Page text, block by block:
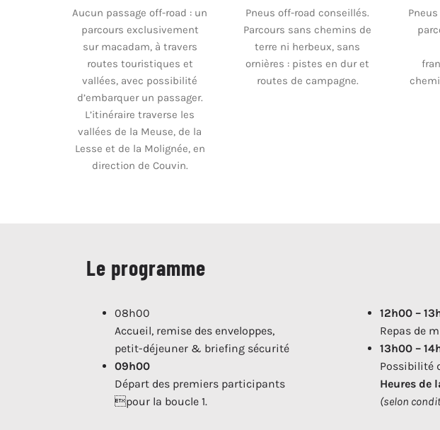
Aucun passage off-road : un
parcours exclusivement
sur macadam, à travers
routes touristiques et
vallées, avec possibilité
d’embarquer un passager.
L’itinéraire traverse les
vallées de la Meuse, de la
Lesse et de la Molignée, en
direction de Couvin.
Pneus off-road conseillés.
Parcours sans chemins de
terre ni herbeux, sans
ornières : pistes en dur et
routes de campagne.
Le programme
08h00
Accueil, remise des enveloppes,
petit-déjeuner & briefing sécurité
09h00
Départ des premiers participants
pour la boucle 1.
12h00 –
Repas de
13h00 –
Possibilité
Heures de
(selon